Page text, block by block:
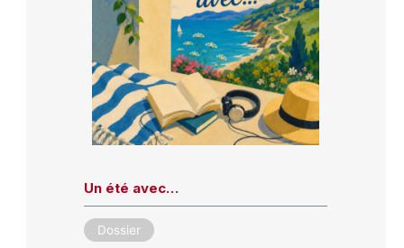
Un été avec…
Dossier